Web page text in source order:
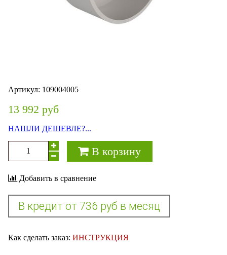
Артикул: 109004005
13 992 руб
НАШЛИ ДЕШЕВЛЕ?...
В корзину
Добавить в сравнение
Как сделать заказ: ИНСТРУКЦИЯ